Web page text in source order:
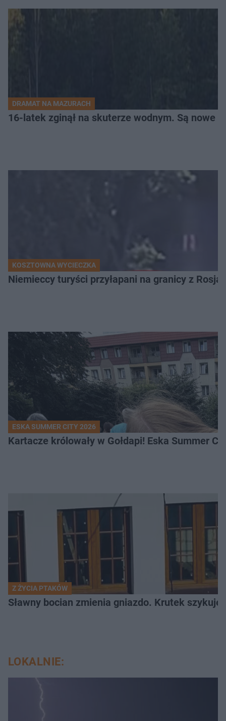
DRAMAT NA MAZURACH
16-latek zginął na skuterze wodnym. Są nowe
KOSZTOWNA WYCIECZKA
Niemieccy turyści przyłapani na granicy z
ESKA SUMMER CITY 2026
Kartacze królowały w Gołdapi! Eska Summer
Z ŻYCIA PTAKÓW
Sławny bocian zmienia gniazdo. Krutek
LOKALNIE: